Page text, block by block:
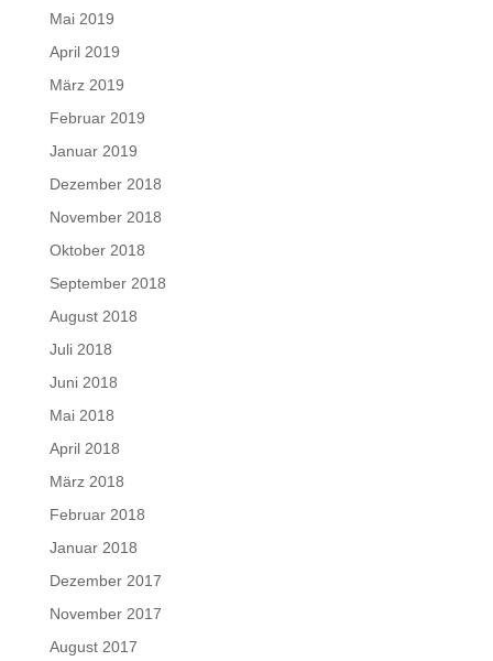
Mai 2019
April 2019
März 2019
Februar 2019
Januar 2019
Dezember 2018
November 2018
Oktober 2018
September 2018
August 2018
Juli 2018
Juni 2018
Mai 2018
April 2018
März 2018
Februar 2018
Januar 2018
Dezember 2017
November 2017
August 2017